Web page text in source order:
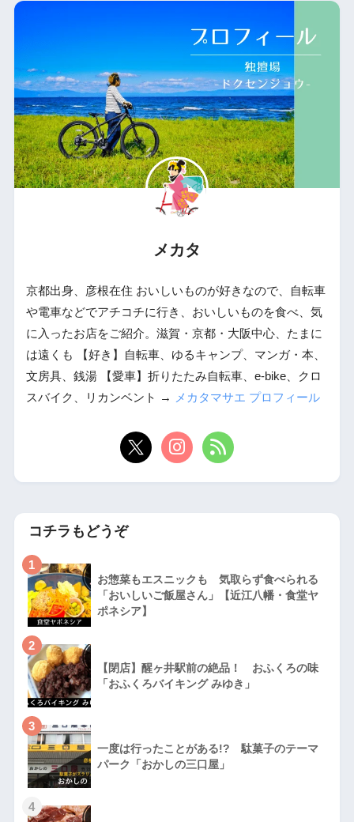
メカタ
京都出身、彦根在住 おいしいものが好きなので、自転車
や電車などでアチコチに行き、おいしいものを食べ、気
に入ったお店をご紹介。滋賀・京都・大阪中心、たまに
は遠くも 【好き】自転車、ゆるキャンプ、マンガ・本、
文房具、銭湯 【愛車】折りたたみ自転車、e-bike、クロ
スバイク、リカンベント → メカタマサエ プロフィール
コチラもどうぞ
1
お惣菜もエスニックも 気取らず食べられる
「おいしいご飯屋さん」【近江八幡・食堂ヤ
ポネシア】
2
【閉店】醒ヶ井駅前の絶品！ おふくろの味
「おふくろバイキング みゆき」
3
一度は行ったことがある!? 駄菓子のテーマ
パーク「おかしの三口屋」
4